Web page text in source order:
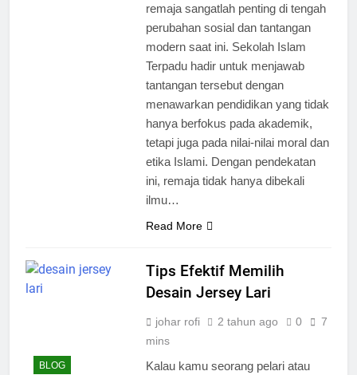
remaja sangatlah penting di tengah
perubahan sosial dan tantangan
modern saat ini. Sekolah Islam
Terpadu hadir untuk menjawab
tantangan tersebut dengan
menawarkan pendidikan yang tidak
hanya berfokus pada akademik,
tetapi juga pada nilai-nilai moral dan
etika Islami. Dengan pendekatan
ini, remaja tidak hanya dibekali
ilmu…
Read More
BLOG
Tips Efektif Memilih
Desain Jersey Lari
johar rofi 2 tahun ago 0
7
mins
Kalau kamu seorang pelari atau